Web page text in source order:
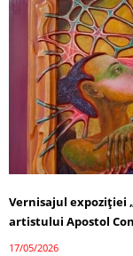
Vernisajul expoziției
artistului Apostol
17/05/2026